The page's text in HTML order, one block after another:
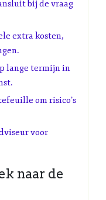
bij de vraag
extra kosten,
lange termijn in
om risico’s
voor
naar de